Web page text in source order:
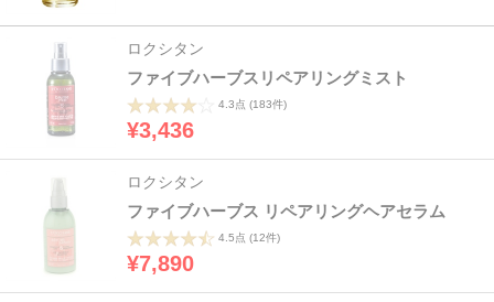
ロクシタン
ファイブハーブスリペアリングミスト
4.3点 (183件)
¥3,436
ロクシタン
ファイブハーブス リペアリングヘアセラム
4.5点 (12件)
¥7,890